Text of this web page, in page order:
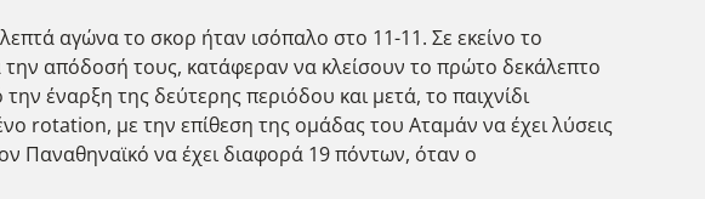
αγώνα το σκορ ήταν ισόπαλο στο 11-11. Σε εκείνο το
απόδοσή τους, κατάφεραν να κλείσουν το πρώτο δεκάλεπτο
έναρξη της δεύτερης περιόδου και μετ΄α, το παιχνίδι
rotation, με την επίθεση της ομάδας του Αταμάν να έχει λύσεις
Παναθηναϊκό να έχει διαφορά 19 πόντων, όταν ο